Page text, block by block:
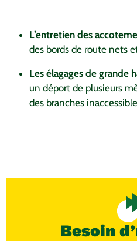
L’entretien des
des bords de route nets
Les élagages de grande
un déport de plusieurs
des branches
Besoin